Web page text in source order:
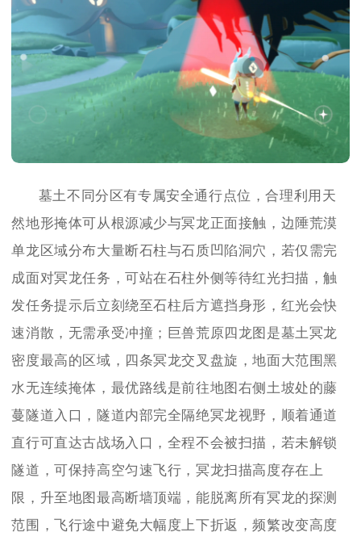
墓土不同分区有专属安全通行点位，合理利用天
然地形掩体可从根源减少与冥龙正面接触，边陲荒漠
单龙区域分布大量断石柱与石质凹陷洞穴，若仅需完
成面对冥龙任务，可站在石柱外侧等待红光扫描，触
发任务提示后立刻绕至石柱后方遮挡身形，红光会快
速消散，无需承受冲撞；巨兽荒原四龙图是墓土冥龙
密度最高的区域，四条冥龙交叉盘旋，地面大范围黑
水无连续掩体，最优路线是前往地图右侧土坡处的藤
蔓隧道入口，隧道内部完全隔绝冥龙视野，顺着通道
直行可直达古战场入口，全程不会被扫描，若未解锁
隧道，可保持高空匀速飞行，冥龙扫描高度存在上
限，升至地图最高断墙顶端，能脱离所有冥龙的探测
范围，飞行途中避免大幅度上下折返，频繁改变高度